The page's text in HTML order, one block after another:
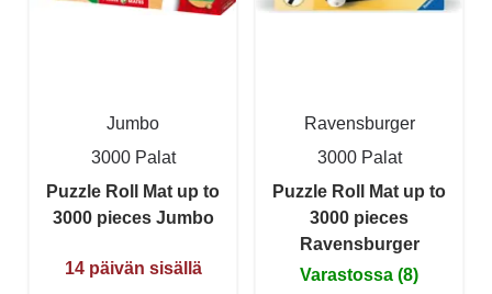
Jumbo
3000 Palat
Puzzle Roll Mat up to
3000 pieces Jumbo
14 päivän sisällä
Ravensburger
3000 Palat
Puzzle Roll Mat up to
3000 pieces
Ravensburger
Varastossa (8)